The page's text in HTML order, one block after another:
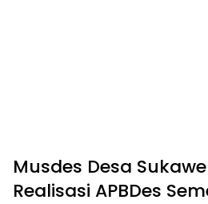
Musdes Desa
Realisasi APBDes